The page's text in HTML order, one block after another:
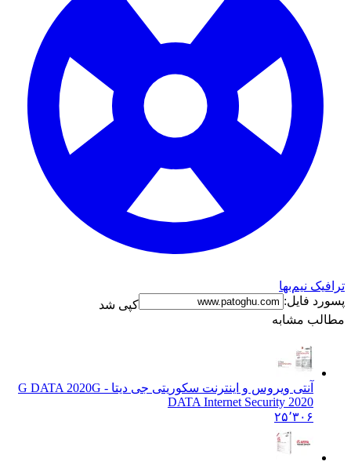
نیم‌بها
فایل:
کپی شد
مشابه
آنتی ویروس و اینترنت سکوریتی جی دیتا - G DATA 2020 G
DATA Internet Security 2020
۲۵٬۳۰۶